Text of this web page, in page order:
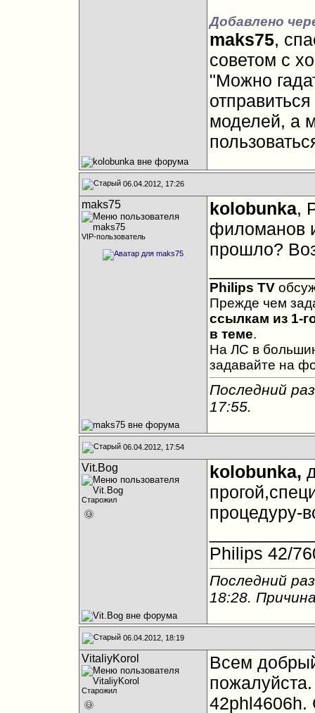
Добавлено
maks75,
советом с
"Можно
моделей, а
06.04.2012, 17:26
maks75
VIP-пользователь
kolobunka,
филоманов
прошло?
Philips TV
Прежде чем
ссылкам из 1-
в теме.
На ЛС в
задавайте на
Последний
17:55.
06.04.2012, 17:54
Vit.Bog
Старожил
kolobunka,
процедуру-
Philips 42/
Последний
18:28.
06.04.2012, 18:19
VitaliyKorol
Старожил
Всем